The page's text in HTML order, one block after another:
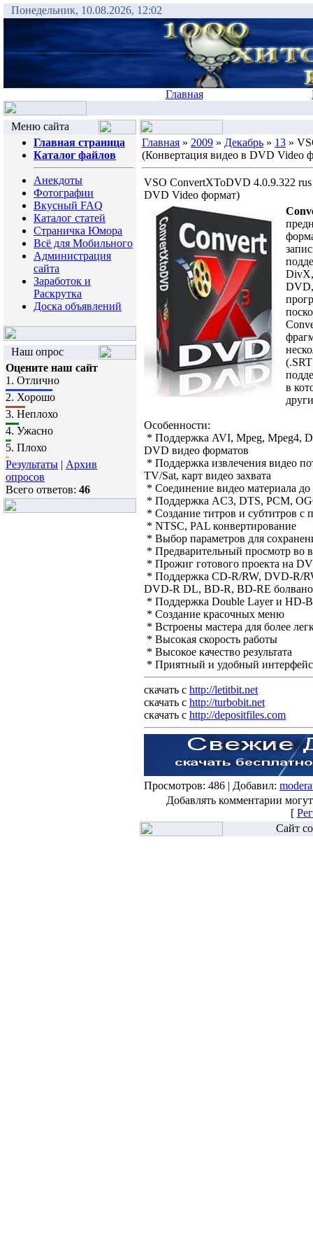
Понедельник, 10.08.2026, 12:02
Главная
Меню сайта
Главная страница
Каталог файлов
Анекдоты
Фотографии
Вкусный FAQ
Каталог статей
Страничка Юмора
Всё для Мобильного
Администрация
сайта
Заработок и
Раскрутка
Доска объявлений
Наш опрос
Оцените наш сайт
1. Отлично
2. Хорошо
3. Неплохо
4. Ужасно
5. Плохо
Результаты | Архив
опросов
Всего ответов: 46
Главная » 2009 » Декабрь » 13 »
(Конвертация видео в DVD Video
VSO ConvertXToDVD 4.0.9.322
DVD Video формат)
DVD,
в
Особенности:
* Поддержка AVI, Mpeg, Mpeg4,
DVD видео форматов
* Поддержка извлечения видео
TV/Sat, карт видео захвата
* Соединение видео материала
* Поддержка AC3, DTS, PCM,
* Создание титров и субтитров
* NTSC, PAL конвертирование
* Выбор параметров для
* Предварительный просмотр во
* Прожиг готового проекта на
* Поддержка CD-R/RW, DVD-R/
DVD-R DL, BD-R, BD-RE
* Поддержка Double Layer и HD-
* Создание красочных меню
* Встроены мастера для более
* Высокая скорость работы
* Высокое качество результата
* Приятный и удобный интерфейс
скачать с http://letitbit.net
скачать с http://turbobit.net
скачать с http://depositfiles.com
Просмотров: 486 | Добавил:
Добавлять комментарии
[
Сайт